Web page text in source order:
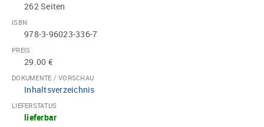
262 Seiten
ISBN
978-3-96023-336-7
PREIS
29.00 €
DOKUMENTE / VORSCHAU
Inhaltsverzeichnis
LIEFERSTATUS
lieferbar